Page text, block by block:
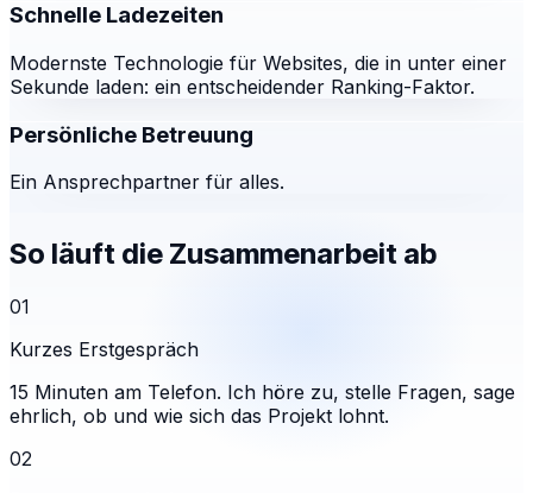
Schnelle Ladezeiten
Modernste Technologie für Websites, die in unter einer
Sekunde laden: ein entscheidender Ranking-Faktor.
Persönliche Betreuung
Ein Ansprechpartner für alles.
So läuft die Zusammenarbeit ab
01
Kurzes Erstgespräch
15 Minuten am Telefon. Ich höre zu, stelle Fragen, sage
ehrlich, ob und wie sich das Projekt lohnt.
02